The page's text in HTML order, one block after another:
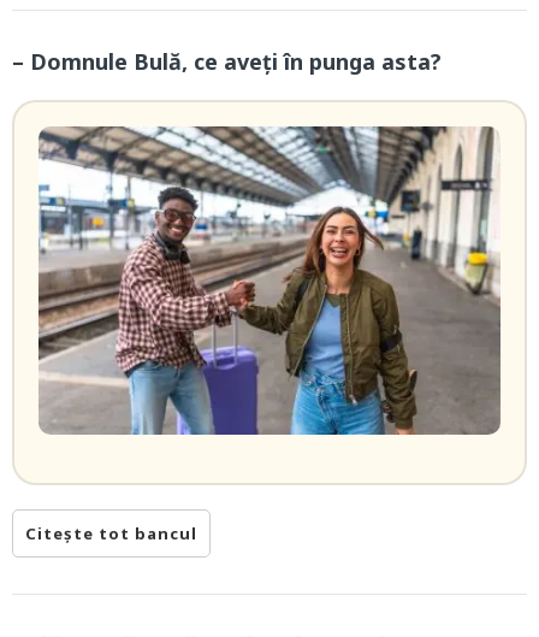
– Domnule Bulă, ce aveți în punga asta?
Citește tot bancul